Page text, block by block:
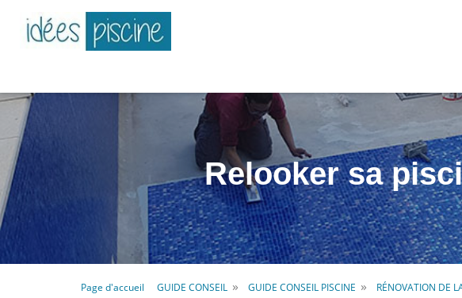
Relooker sa
Page d'accueil GUIDE CONSEIL » GUIDE CONSEIL PISCINE » RÉNOVATION DE